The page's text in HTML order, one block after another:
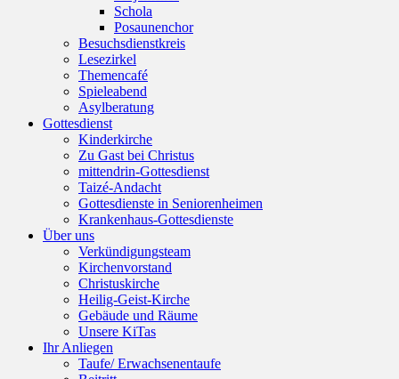
Schola
Posaunenchor
Besuchsdienstkreis
Lesezirkel
Themencafé
Spieleabend
Asylberatung
Gottesdienst
Kinderkirche
Zu Gast bei Christus
mittendrin-Gottesdienst
Taizé-Andacht
Gottesdienste in Seniorenheimen
Krankenhaus-Gottesdienste
Über uns
Verkündigungsteam
Kirchenvorstand
Christuskirche
Heilig-Geist-Kirche
Gebäude und Räume
Unsere KiTas
Ihr Anliegen
Taufe/ Erwachsenentaufe